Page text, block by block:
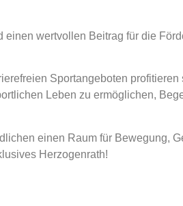
einen wertvollen Beitrag für die
Sportangeboten profitieren
Leben zu ermöglichen,
einen Raum für Bewegung,
Herzogenrath!